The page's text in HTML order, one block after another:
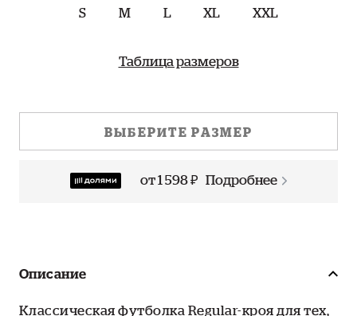
S M L XL XXL
Таблица размеров
ВЫБЕРИТЕ РАЗМЕР
от 1 598 ₽ Подробнее
Описание
Классическая футболка Regular-кроя для тех,